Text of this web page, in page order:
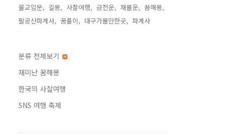
불교입문, 길몽, 사찰여행, 금전운, 재물운, 꿈해몽,
팔공산파계사, 꿈풀이, 대구가볼만한곳, 파계사,
분류 전체보기
재미난 꿈해몽
한국의 사찰여행
SNS 여행 축제